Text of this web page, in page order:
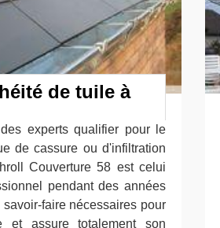
de tuile à
experts qualifier pour le
de cassure ou d'infiltration
Couverture 58 est celui
pendant des années
faire nécessaires pour
assure totalement son